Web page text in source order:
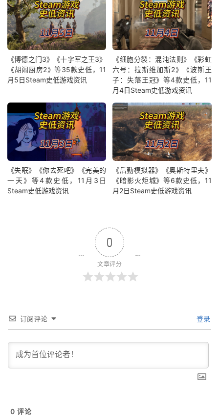
《博德之门3》《十字军之王3》
《胡闹厨房2》等35款史低，11
月5日Steam史低游戏资讯
《细胞分裂：混沌法则》《彩虹
六号：拉斯维加斯2》《波斯王
子：失落王冠》等4款史低，11
月4日Steam史低游戏资讯
《失眠》《你去死吧》《完美的
一天》等4款史低，11月3日
Steam史低游戏资讯
《后勤模拟器》《奥斯特里夫》
《暗影火炬城》等6款史低，11
月2日Steam史低游戏资讯
0
文章评分
订阅评论 登录
0 评论